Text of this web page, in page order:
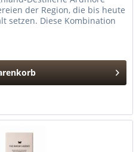
der Region, die bis heute
setzen. Diese Kombination